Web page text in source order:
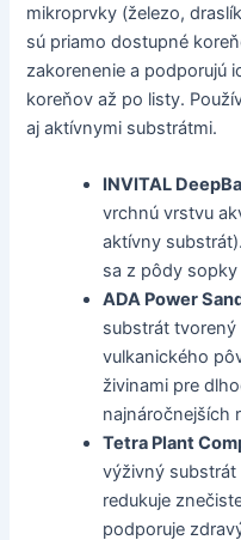
mikroprvky (železo,
sú priamo dostupné
zakorenenie a podporujú
koreňov až po listy.
aj aktívnymi substrátmi.
INVITAL
vrchnú vrstvu
aktívny
sa z pôdy sopky
ADA Power
substrát
vulkanického
živinami pre
najnáročnejších
Tetra Plant
výživný
redukuje
podporuje